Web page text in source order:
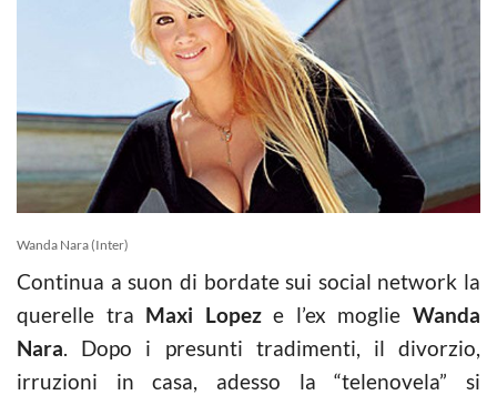
Wanda Nara (Inter)
Continua a suon di bordate sui social network la
querelle tra Maxi Lopeze l’ex moglieWanda
Nara. Dopo i presunti tradimenti, il divorzio,
irruzioni in casa, adesso la “telenovela” si